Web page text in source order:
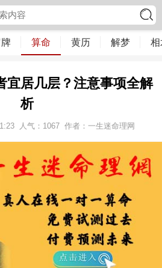
算命 黄历 解梦 相
宜居几层？注意事项全解
析
人气： 1067 作者：一生迷命理网